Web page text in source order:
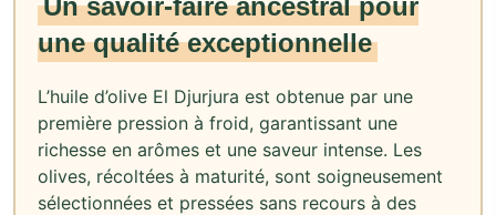
une qualité exceptionnelle
L’huile d’olive El Djurjura est obtenue par une
première pression à froid, garantissant une
richesse en arômes et une saveur intense. Les
olives, récoltées à maturité, sont soigneusement
sélectionnées et pressées sans recours à des